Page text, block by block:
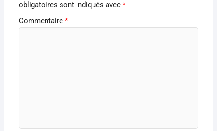
obligatoires sont indiqués avec *
Commentaire *